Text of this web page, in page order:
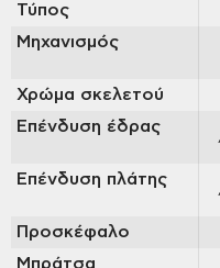
Τύπος
Μηχανισμός
Χρώμα σκελετού
Επένδυση έδρας
Επένδυση πλάτης
Προσκέφαλο
Μπράτσα